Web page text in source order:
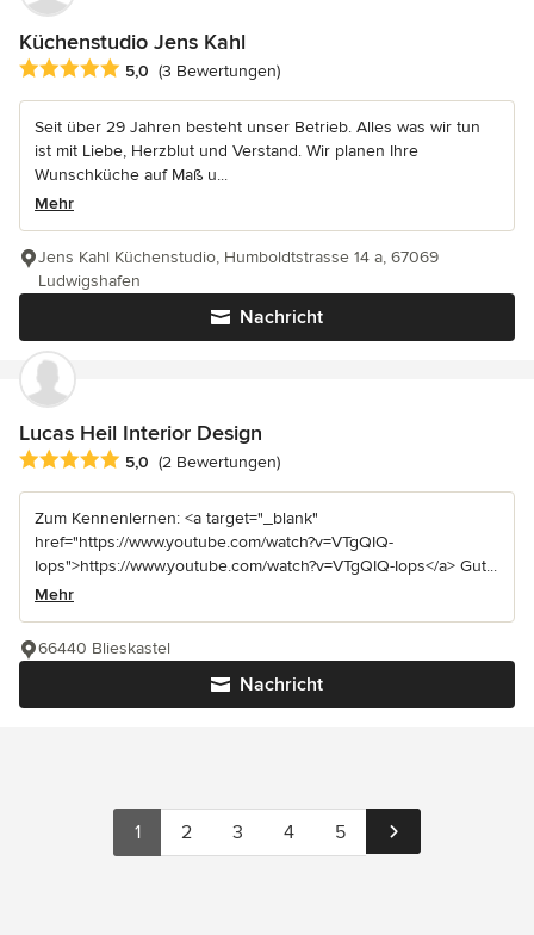
Küchenstudio Jens Kahl
Durchschnittliche Bewertung: 5 von 5 Sternen
5,0 (3 Bewertungen)
Seit über 29 Jahren besteht unser Betrieb. Alles was wir tun
ist mit Liebe, Herzblut und Verstand. Wir planen Ihre
Wunschküche auf Maß u...
Mehr
Nachricht
Jens Kahl Küchenstudio, Humboldtstrasse 14 a, 67069
Ludwigshafen
Lucas Heil Interior Design
Durchschnittliche Bewertung: 5 von 5 Sternen
5,0 (2 Bewertungen)
Zum Kennenlernen: <a target="_blank"
href="https://www.youtube.com/watch?v=VTgQIQ-
Iops">https://www.youtube.com/watch?v=VTgQIQ-Iops</a> Gut...
Mehr
Nachricht
66440 Blieskastel
1 2 3 4 5